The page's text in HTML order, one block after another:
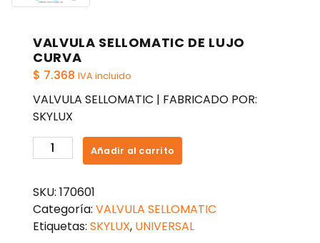
VALVULA SELLOMATIC DE LUJO
CURVA
$ 7.368 IVA incluido
VALVULA SELLOMATIC | FABRICADO POR:
SKYLUX
VALVULA
SELLOMATIC
LUJO
CURVA
cantidad
Añadir al carrito
SKU: 170601
Categoría: VALVULA SELLOMATIC
Etiquetas: SKYLUX, UNIVERSAL